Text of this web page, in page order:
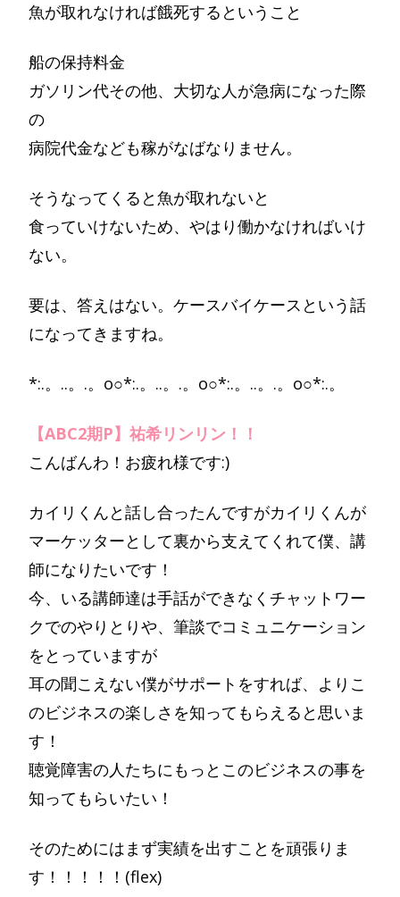
魚が取れなければ餓死するということ
船の保持料金
ガソリン代その他、大切な人が急病になった際
の
病院代金なども稼がなばなりません。
そうなってくると魚が取れないと
食っていけないため、やはり働かなければいけ
ない。
要は、答えはない。ケースバイケースという話
になってきますね。
*:.。..。.。o○*:.。..。.。o○*:.。..。.。o○*:.。
【ABC2期P】祐希リンリン！！
こんばんわ！お疲れ様です:)
カイリくんと話し合ったんですがカイリくんが
マーケッターとして裏から支えてくれて僕、講
師になりたいです！
今、いる講師達は手話ができなくチャットワー
クでのやりとりや、筆談でコミュニケーション
をとっていますが
耳の聞こえない僕がサポートをすれば、よりこ
のビジネスの楽しさを知ってもらえると思いま
す！
聴覚障害の人たちにもっとこのビジネスの事を
知ってもらいたい！
そのためにはまず実績を出すことを頑張りま
す！！！！！(flex)